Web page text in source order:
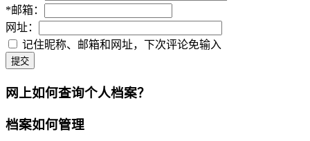
*邮箱：
网址：
记住昵称、邮箱和网址，下次评论免输入
提交
网上如何查询个人档案？
档案如何管理